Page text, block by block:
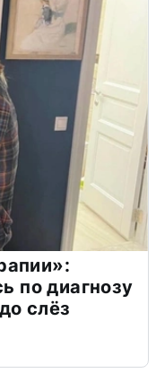
по диагнозу
слёз